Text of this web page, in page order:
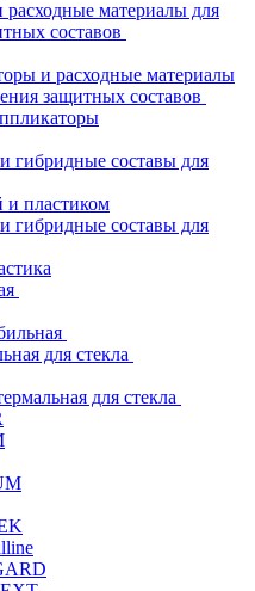
материалы для
составов
и расходные материалы
защитных составов
гибридные составы для
и пластиком
гибридные составы для
для стекла
для стекла